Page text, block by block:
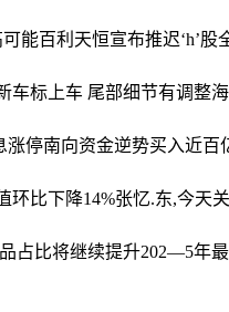
能百利天恒宣布推迟‘h’股
车标上车 尾部细节有调整
涨停南向资金逆势买入近百
环比下降14%张忆.东,今天
占比将继续提升202—5年最